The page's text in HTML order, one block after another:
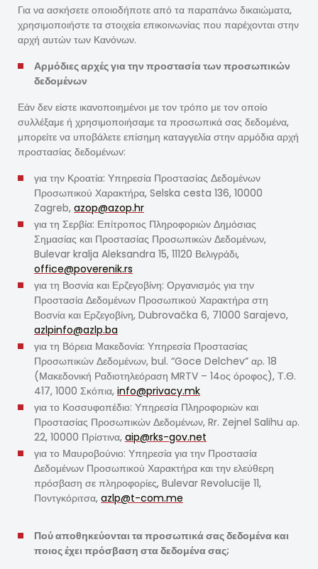
Για να ασκήσετε οποιοδήποτε από τα παραπάνω δικαιώματα,
χρησιμοποιήστε τα στοιχεία επικοινωνίας που παρέχονται στην
αρχή αυτών των Κανόνων.
Αρμόδιες αρχές για την προστασία των προσωπικών
δεδομένων
Εάν δεν είστε ικανοποιημένοι με τον τρόπο με τον οποίο
συλλέξαμε ή χρησιμοποιήσαμε τα προσωπικά σας δεδομένα,
μπορείτε να υποβάλετε επίσημη καταγγελία στην αρμόδια αρχή
προστασίας δεδομένων:
για την Κροατία: Υπηρεσία Προστασίας Δεδομένων
Προσωπικού Χαρακτήρα, Selska cesta 136, 10000
Zagreb, azop@azop.hr
για τη Σερβία: Επίτροπος Πληροφοριών Δημόσιας
Σημασίας και Προστασίας Προσωπικών Δεδομένων,
Bulevar kralja Aleksandra 15, 11120 Βελιγράδι,
office@poverenik.rs
για τη Βοσνία και Ερζεγοβίνη: Οργανισμός για την
Προστασία Δεδομένων Προσωπικού Χαρακτήρα στη
Βοσνία και Ερζεγοβίνη, Dubrovačka 6, 71000 Sarajevo,
azlpinfo@azlp.ba
για τη Βόρεια Μακεδονία: Υπηρεσία Προστασίας
Προσωπικών Δεδομένων, bul. “Goce Delchev” αρ. 18
(Μακεδονική Ραδιοτηλεόραση MRTV – 14ος όροφος), Τ.Θ.
417, 1000 Σκόπια, info@privacy.mk
για το Κοσσυφοπέδιο: Υπηρεσία Πληροφοριών και
Προστασίας Προσωπικών Δεδομένων, Rr. Zejnel Salihu αρ.
22, 10000 Πρίστινα, aip@rks-gov.net
για το Μαυροβούνιο: Υπηρεσία για την Προστασία
Δεδομένων Προσωπικού Χαρακτήρα και την ελεύθερη
πρόσβαση σε πληροφορίες, Bulevar Revolucije 11,
Ποντγκόριτσα, azlp@t-com.me
Πού αποθηκεύονται τα προσωπικά σας δεδομένα και
ποιος έχει πρόσβαση στα δεδομένα σας;